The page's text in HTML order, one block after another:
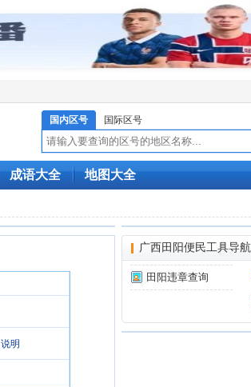
国内区号 国际区号
成语大全 地图大全
说明
广西田阳便民工具导航
田阳违章查询